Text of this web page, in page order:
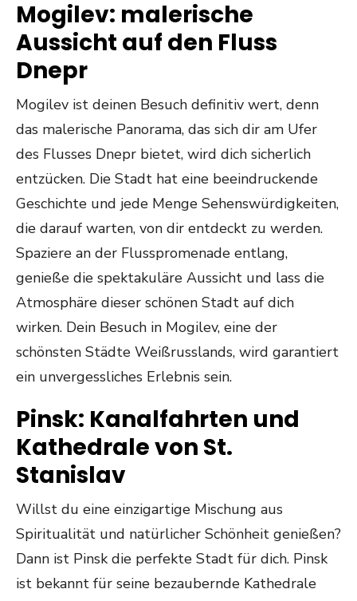
Mogilev: malerische
Aussicht auf den Fluss
Dnepr
Mogilev ist deinen Besuch definitiv wert, denn
das malerische Panorama, das sich dir am Ufer
des Flusses Dnepr bietet, wird dich sicherlich
entzücken. Die Stadt hat eine beeindruckende
Geschichte und jede Menge Sehenswürdigkeiten,
die darauf warten, von dir entdeckt zu werden.
Spaziere an der Flusspromenade entlang,
genieße die spektakuläre Aussicht und lass die
Atmosphäre dieser schönen Stadt auf dich
wirken. Dein Besuch in Mogilev, eine der
schönsten Städte Weißrusslands, wird garantiert
ein unvergessliches Erlebnis sein.
Pinsk: Kanalfahrten und
Kathedrale von St.
Stanislav
Willst du eine einzigartige Mischung aus
Spiritualität und natürlicher Schönheit genießen?
Dann ist Pinsk die perfekte Stadt für dich. Pinsk
ist bekannt für seine bezaubernde Kathedrale